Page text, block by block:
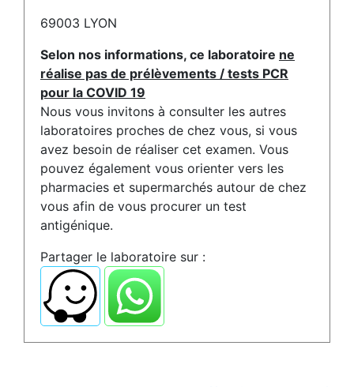
69003 LYON
Selon nos informations, ce laboratoire ne
réalise pas de prélèvements / tests PCR
pour la COVID 19
Nous vous invitons à consulter les autres
laboratoires proches de chez vous, si vous
avez besoin de réaliser cet examen. Vous
pouvez également vous orienter vers les
pharmacies et supermarchés autour de chez
vous afin de vous procurer un test
antigénique.
Partager le laboratoire sur :